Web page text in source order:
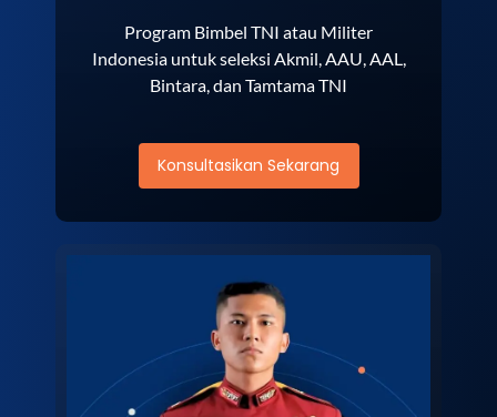
Program Bimbel TNI atau Militer
Indonesia untuk seleksi Akmil, AAU, AAL,
Bintara, dan Tamtama TNI
Konsultasikan Sekarang